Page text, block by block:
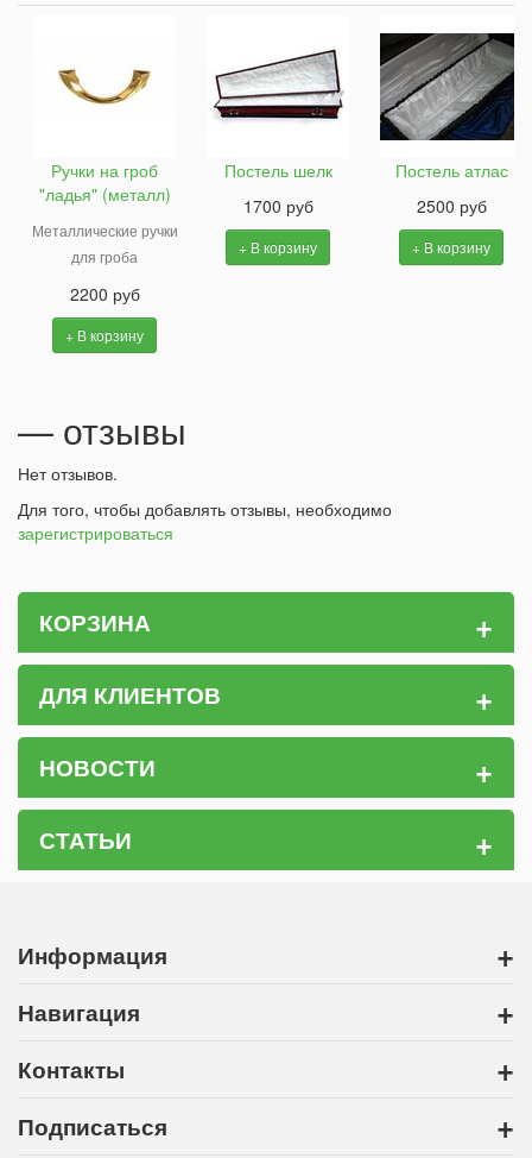
Ручки на гроб
"ладья" (металл)
Металлические ручки
для гроба
2200 руб
+ В корзину
Постель шелк
1700 руб
+ В корзину
Постель атлас
2500 руб
+ В корзину
— отзывы
Нет отзывов.
Для того, чтобы добавлять отзывы, необходимо
зарегистрироваться
КОРЗИНА +
ДЛЯ КЛИЕНТОВ +
НОВОСТИ +
СТАТЬИ +
Информация +
Навигация +
Контакты +
Подписаться +